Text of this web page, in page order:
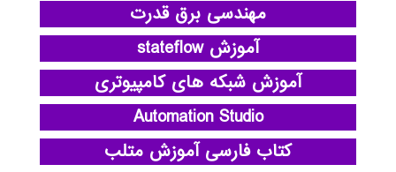
مهندسی برق قدرت
آموزش stateflow
آموزش شبکه های کامپیوتری
Automation Studio
کتاب فارسی آموزش متلب